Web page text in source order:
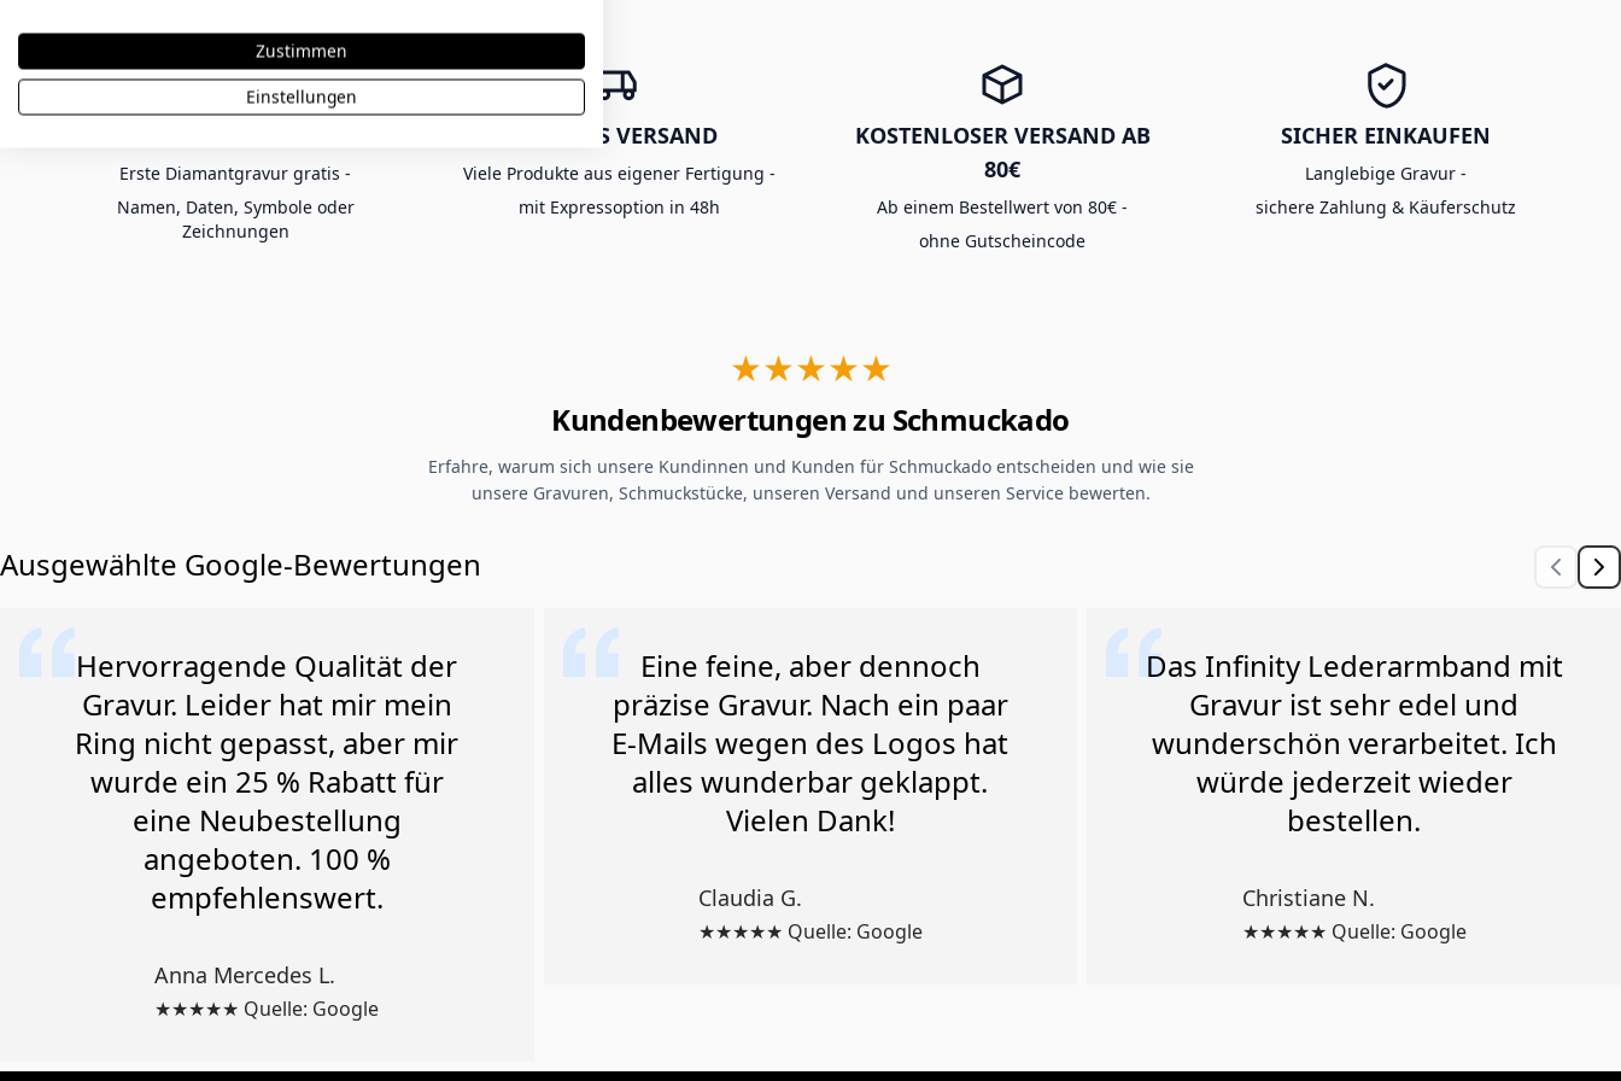
Erste Diamantgravur gratis -
Namen, Daten, Symbole oder
Zeichnungen
EXPRESS VERSAND
Viele Produkte aus eigener Fertigung -
mit Expressoption in 48h
KOSTENLOSER VERSAND AB
80€
Ab einem Bestellwert von 80€ -
ohne Gutscheincode
SICHER EINKAUFEN
Langlebige Gravur -
sichere Zahlung & Käuferschutz
★★★★★
Kundenbewertungen zu Schmuckado
Erfahre, warum sich unsere Kundinnen und Kunden für Schmuckado entscheiden und wie sie
unsere Gravuren, Schmuckstücke, unseren Versand und unseren Service bewerten.
Ausgewählte Google-Bewertungen
Hervorragende Qualität der
Gravur. Leider hat mir mein
Ring nicht gepasst, aber mir
wurde ein 25 % Rabatt für
eine Neubestellung
angeboten. 100 %
empfehlenswert.
Anna Mercedes L.
★★★★★ Quelle: Google
Eine feine, aber dennoch
präzise Gravur. Nach ein paar
E-Mails wegen des Logos hat
alles wunderbar geklappt.
Vielen Dank!
Claudia G.
★★★★★ Quelle: Google
Das Infinity Lederarmband mit
Gravur ist sehr edel und
wunderschön verarbeitet. Ich
würde jederzeit wieder
bestellen.
Christiane N.
★★★★★ Quelle: Google
Zustimmen
Einstellungen